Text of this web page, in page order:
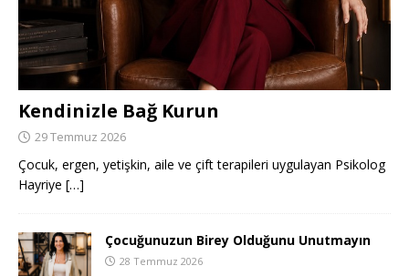
Kendinizle Bağ Kurun
29 Temmuz 2026
Çocuk, ergen, yetişkin, aile ve çift terapileri uygulayan Psikolog
Hayriye […]
Çocuğunuzun Birey Olduğunu Unutmayın
28 Temmuz 2026